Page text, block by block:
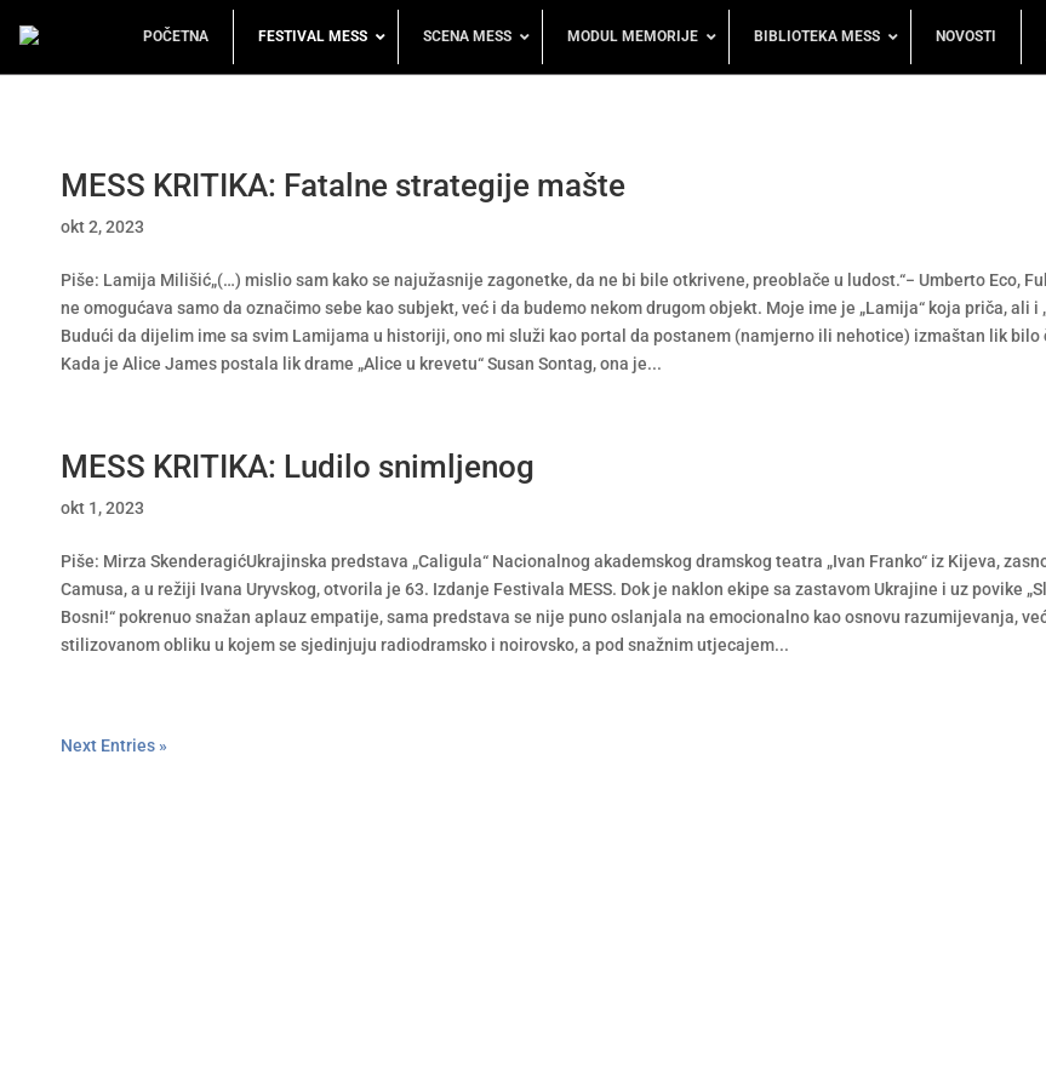
POČETNA FESTIVAL MESS SCENA MESS MODUL MEMORIJE BIBLIOTEKA MESS NOVOSTI
MESS KRITIKA: Fatalne strategije mašte
okt 2, 2023
Piše: Lamija Milišić„(…) mislio sam kako se najužasnije zagonetke, da ne bi bile otkrivene, preoblače u ludost.“− Umberto Eco,
ne omogućava samo da označimo sebe kao subjekt, već i da budemo nekom drugom objekt. Moje ime je „Lamija“ koja priča, ali i
Budući da dijelim ime sa svim Lamijama u historiji, ono mi služi kao portal da postanem (namjerno ili nehotice) izmaštan lik
Kada je Alice James postala lik drame „Alice u krevetu“ Susan Sontag, ona je...
MESS KRITIKA: Ludilo snimljenog
okt 1, 2023
Piše: Mirza SkenderagićUkrajinska predstava „Caligula“ Nacionalnog akademskog dramskog teatra „Ivan Franko“ iz Kijeva,
Camusa, a u režiji Ivana Uryvskog, otvorila je 63. Izdanje Festivala MESS. Dok je naklon ekipe sa zastavom Ukrajine i uz povike
Bosni!“ pokrenuo snažan aplauz empatije, sama predstava se nije puno oslanjala na emocionalno kao osnovu razumijevanja,
stilizovanom obliku u kojem se sjedinjuju radiodramsko i noirovsko, a pod snažnim utjecajem...
Next Entries »